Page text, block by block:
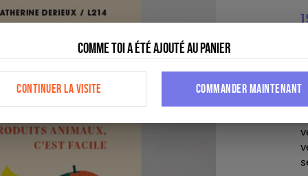
AUTRES OUTILS
Comme toi a été ajouté au panier
CONTINUER LA VISITE COMMANDER MAINTENANT